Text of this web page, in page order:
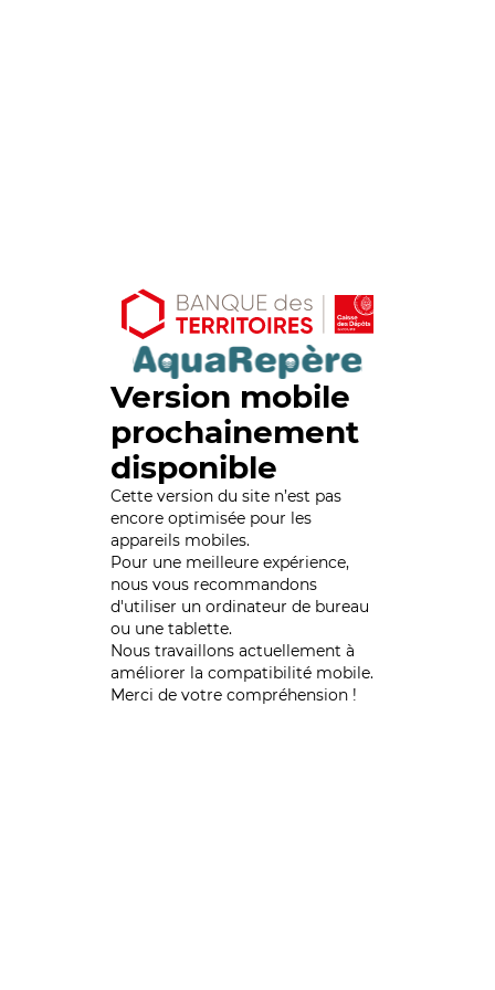
Version mobile
prochainement
disponible
Cette version du site n’est pas
encore optimisée pour les
appareils mobiles.
Pour une meilleure expérience,
nous vous recommandons
d'utiliser un ordinateur de bureau
ou une tablette.
Nous travaillons actuellement à
améliorer la compatibilité mobile.
Merci de votre compréhension !